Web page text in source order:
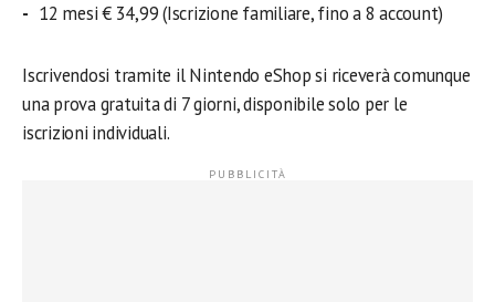
12 mesi € 34,99 (Iscrizione familiare, fino a 8 account)
Iscrivendosi tramite il Nintendo eShop si riceverà comunque
una prova gratuita di 7 giorni, disponibile solo per le
iscrizioni individuali.